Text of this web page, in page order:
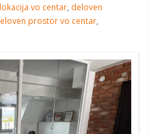
lokacija vo centar, deloven
prostor vo centar,